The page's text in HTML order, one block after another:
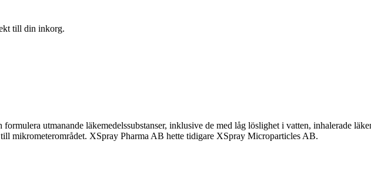
till din inkorg.
utmanande läkemedelssubstanser, inklusive de med låg löslighet i vatten, inhalerade
mikrometerområdet. XSpray Pharma AB hette tidigare XSpray Microparticles AB.